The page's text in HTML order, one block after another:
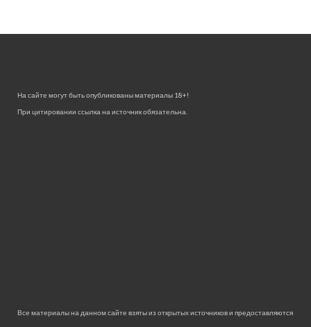
На сайте могут быть опубликованы материалы 18+!
При цитировании ссылка на источник обязательна.
Все материалы на данном сайте взяты из открытых источников и предоставляются